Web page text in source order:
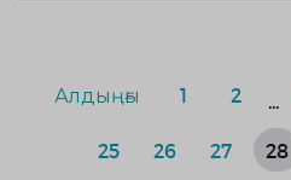
Алдыңғы 1 2
25 26 27 28